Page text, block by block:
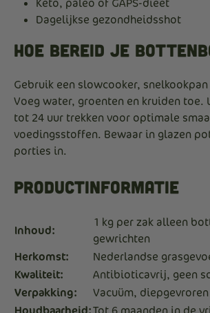
Keto, paleo of GAPS-dieet
Dagelijkse gezondheidsshot
Hoe bereid je
Gebruik een slowcooker,
Voeg water, groenten en kruiden toe.
tot 24 uur trekken voor optimale
voedingsstoffen. Bewaar in glazen
porties in.
Productinformatie
Inhoud:
1 kg per zak alleen
gewrichten
Herkomst:
Nederlandse
Kwaliteit:
Antibioticavrij, geen
Verpakking:
Vacuüm,